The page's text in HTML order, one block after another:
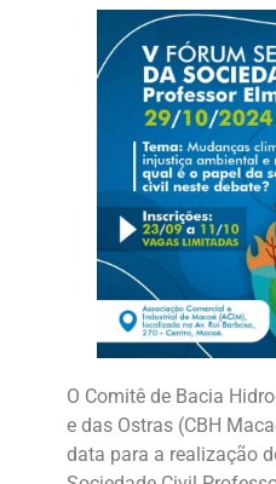
O Comitê de Bacia
e das Ostras (CBH
data para a realização